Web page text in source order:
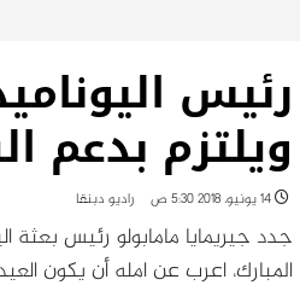
رئيس
ويلتزم بدعم
14 يونيو، 2018 5:30 ص راديو دبنقا
جدد جيريمايا مامابولو رئيس بعثة
المبارك، اعرب عن امله أن يكون